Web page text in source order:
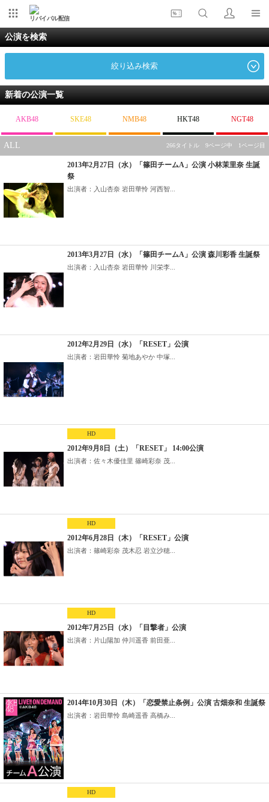
リバイバル配信
公演を検索
絞り込み検索
新着の公演一覧
AKB48 SKE48 NMB48 HKT48 NGT48
ALL 266タイトル 9ページ中 1ページ目
2013年2月27日（水）「篠田チームA」公演 小林茉里奈 生誕
祭
出演者：入山杏奈 岩田華怜 河西智...
2013年3月27日（水）「篠田チームA」公演 森川彩香 生誕祭
出演者：入山杏奈 岩田華怜 川栄李...
2012年2月29日（水）「RESET」公演
出演者：岩田華怜 菊地あやか 中塚...
HD
2012年9月8日（土）「RESET」 14:00公演
出演者：佐々木優佳里 篠崎彩奈 茂...
HD
2012年6月28日（木）「RESET」公演
出演者：篠崎彩奈 茂木忍 岩立沙穂...
HD
2012年7月25日（水）「目撃者」公演
出演者：片山陽加 仲川遥香 前田亜...
2014年10月30日（木）「恋愛禁止条例」公演 古畑奈和 生誕祭
出演者：岩田華怜 島崎遥香 高橋み...
HD